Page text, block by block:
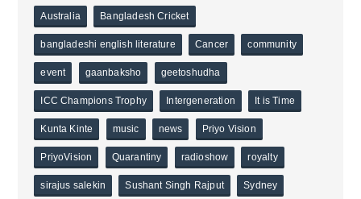
Australia Bangladesh Cricket
bangladeshi english literature Cancer community
event gaanbaksho geetoshudha
ICC Champions Trophy Intergeneration It is Time
Kunta Kinte music news Priyo Vision
PriyoVision Quarantiny radioshow royalty
sirajus salekin Sushant Singh Rajput Sydney